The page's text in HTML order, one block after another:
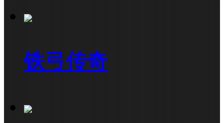
铁弓传奇